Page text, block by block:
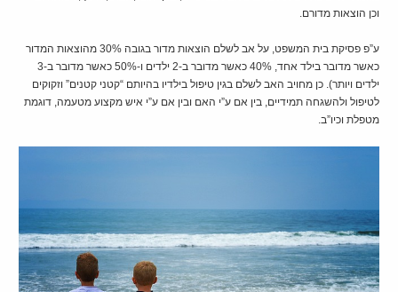
וכן הוצאות מדורם.
ע”פ פסיקת בית המשפט, על אב לשלם הוצאות מדור בגובה 30% מהוצאות המדור
כאשר מדובר בילד אחד, 40% כאשר מדובר ב-2 ילדים ו-50% כאשר מדובר ב-3
ילדים ויותר). כן מחויב האב לשלם בגין טיפול בילדיו בהיותם “קטני קטנים” וזקוקים
לטיפול ולהשגחה תמידיים, בין אם ע”י האם ובין אם ע”י איש מקצוע מטעמה, דוגמת
מטפלת וכיו”ב.